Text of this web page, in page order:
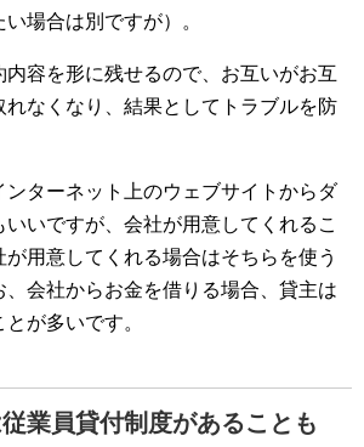
場合は別ですが）。
容を形に残せるので、お互いがお互
れなくなり、結果としてトラブルを防
ンターネット上のウェブサイトからダ
いですが、会社が用意してくれるこ
用意してくれる場合はそちらを使う
、会社からお金を借りる場合、貸主は
が多いです。
業員貸付制度があることも